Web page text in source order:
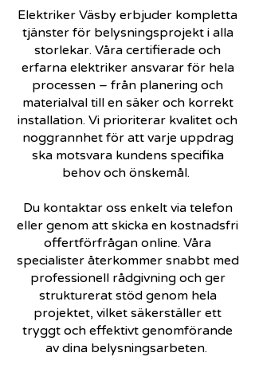
Elektriker Väsby erbjuder kompletta
tjänster för belysningsprojekt i alla
storlekar. Våra certifierade och
erfarna elektriker ansvarar för hela
processen – från planering och
materialval till en säker och korrekt
installation. Vi prioriterar kvalitet och
noggrannhet för att varje uppdrag
ska motsvara kundens specifika
behov och önskemål.
Du kontaktar oss enkelt via telefon
eller genom att skicka en kostnadsfri
offertförfrågan online. Våra
specialister återkommer snabbt med
professionell rådgivning och ger
strukturerat stöd genom hela
projektet, vilket säkerställer ett
tryggt och effektivt genomförande
av dina belysningsarbeten.